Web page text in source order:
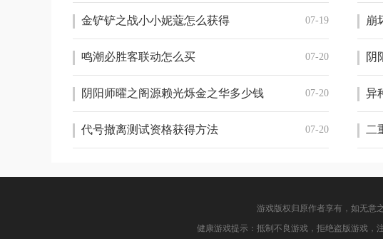
07-19
金铲铲之战小小妮蔻怎么获得 崩
07-20
鸣潮必胜客联动怎么买 阴
07-20
阴阳师曜之阁源赖光烁金之华多少钱 异
07-20
代号撤离测试资格获得方法 二
游戏版权归原作者享有，如无意
健康游戏提示：抵制不良游戏，拒绝盗版游戏，